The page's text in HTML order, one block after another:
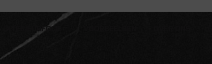
INTERIEURFOLIE